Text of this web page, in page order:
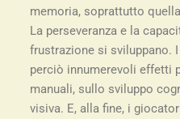
memoria, soprattutto
La perseveranza e la
frustrazione si sviluppano.
perciò innumerevoli effetti
manuali, sullo sviluppo
visiva. E, alla fine, i